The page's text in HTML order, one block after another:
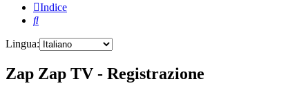
Indice
Cerca
Lingua:
Zap Zap TV - Registrazione